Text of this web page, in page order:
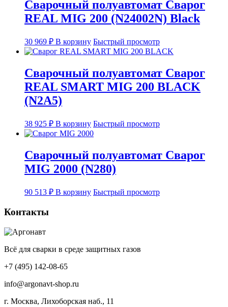
Сварочный полуавтомат Сварог
REAL MIG 200 (N24002N) Black
30 969 ₽ В корзину Быстрый просмотр
Сварочный полуавтомат Сварог
REAL SMART MIG 200 BLACK
(N2A5)
38 925 ₽ В корзину Быстрый просмотр
Сварочный полуавтомат Сварог
MIG 2000 (N280)
90 513 ₽ В корзину Быстрый просмотр
Контакты
Всё для сварки в среде защитных газов
+7 (495) 142-08-65
info@argonavt-shop.ru
г. Москва, Лихоборская наб., 11